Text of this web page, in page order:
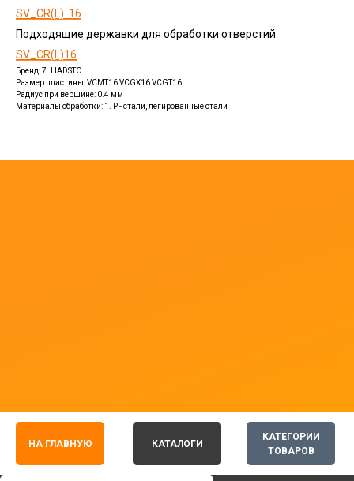
SV_CR(L)..16
Подходящие державки для обработки отверстий
SV_CR(L)16
Бренд: 7. HADSTO
Размер пластины: VCMT16 VCGX16 VCGT16
Радиус при вершине: 0.4 мм
Материалы обработки: 1. P - стали, легированные стали
КАТЕГОРИИ
ТОВАРОВ
НА ГЛАВНУЮ КАТАЛОГИ